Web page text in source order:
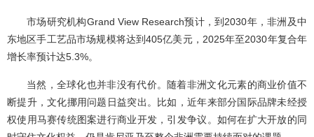
市场研究机构Grand View Research预计，到2030年，非洲及中
东地区手工艺品市场规模将达到405亿美元，2025年至2030年复合年
增长率预计达5.3%。
当然，全球化也并非没有代价。随着非洲文化元素的商业价值不
断提升，文化挪用问题日益突出。比如，近年来部分国际品牌未经授
权使用马赛传统图案进行商业开发，引发争议。如何在扩大开放的同